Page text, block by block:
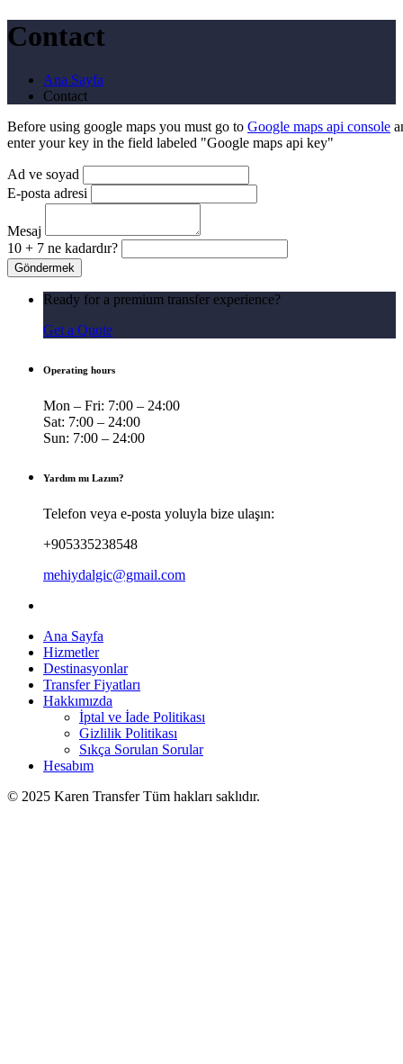
Contact
Ana Sayfa
Contact
Before using google maps you must go to Google maps api console
enter your key in the field labeled "Google maps api key"
Ad ve soyad
E-posta adresi
Mesaj
10 + 7 ne kadardır?
Ready for a premium transfer experience?
Get a Quote
Operating hours
Mon – Fri: 7:00 – 24:00
Sat: 7:00 – 24:00
Sun: 7:00 – 24:00
Yardım mı Lazım?
Telefon veya e-posta yoluyla bize ulaşın:
+905335238548
mehiydalgic@gmail.com
Ana Sayfa
Hizmetler
Destinasyonlar
Transfer Fiyatları
Hakkımızda
İptal ve İade Politikası
Gizlilik Politikası
Sıkça Sorulan Sorular
Hesabım
© 2025 Karen Transfer Tüm hakları saklıdır.